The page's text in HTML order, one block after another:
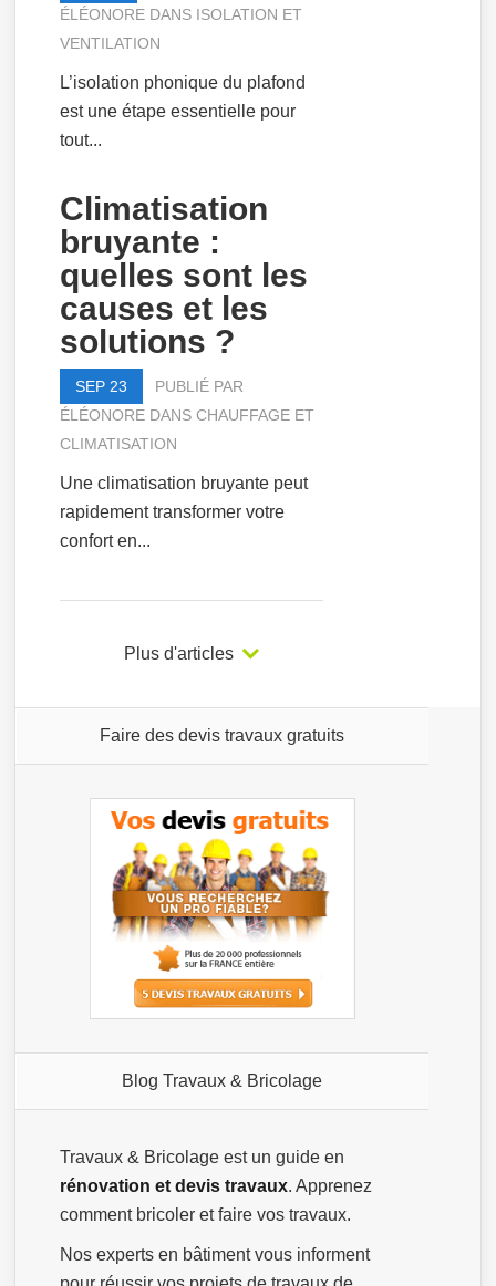
ÉLÉONORE DANS ISOLATION ET
VENTILATION
L’isolation phonique du plafond
est une étape essentielle pour
tout...
Climatisation
bruyante :
quelles sont les
causes et les
solutions ?
SEP 23
PUBLIÉ PAR
ÉLÉONORE DANSCHAUFFAGE ET
CLIMATISATION
Une climatisation bruyante peut
rapidement transformer votre
confort en...
Plus d'articles
Faire des devis travaux gratuits
Blog Travaux & Bricolage
Travaux & Bricolage est un guide en
rénovation et devis travaux. Apprenez
comment bricoler et faire vos travaux.
Nos experts en bâtiment vous informent